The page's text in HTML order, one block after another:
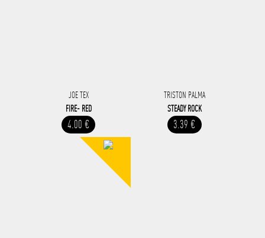
JOE TEX
FIRE- RED
4.00 €
TRISTON PALMA
STEADY ROCK
3.39 €